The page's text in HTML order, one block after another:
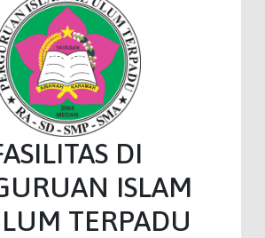
DI
ISLAM
TERPADU